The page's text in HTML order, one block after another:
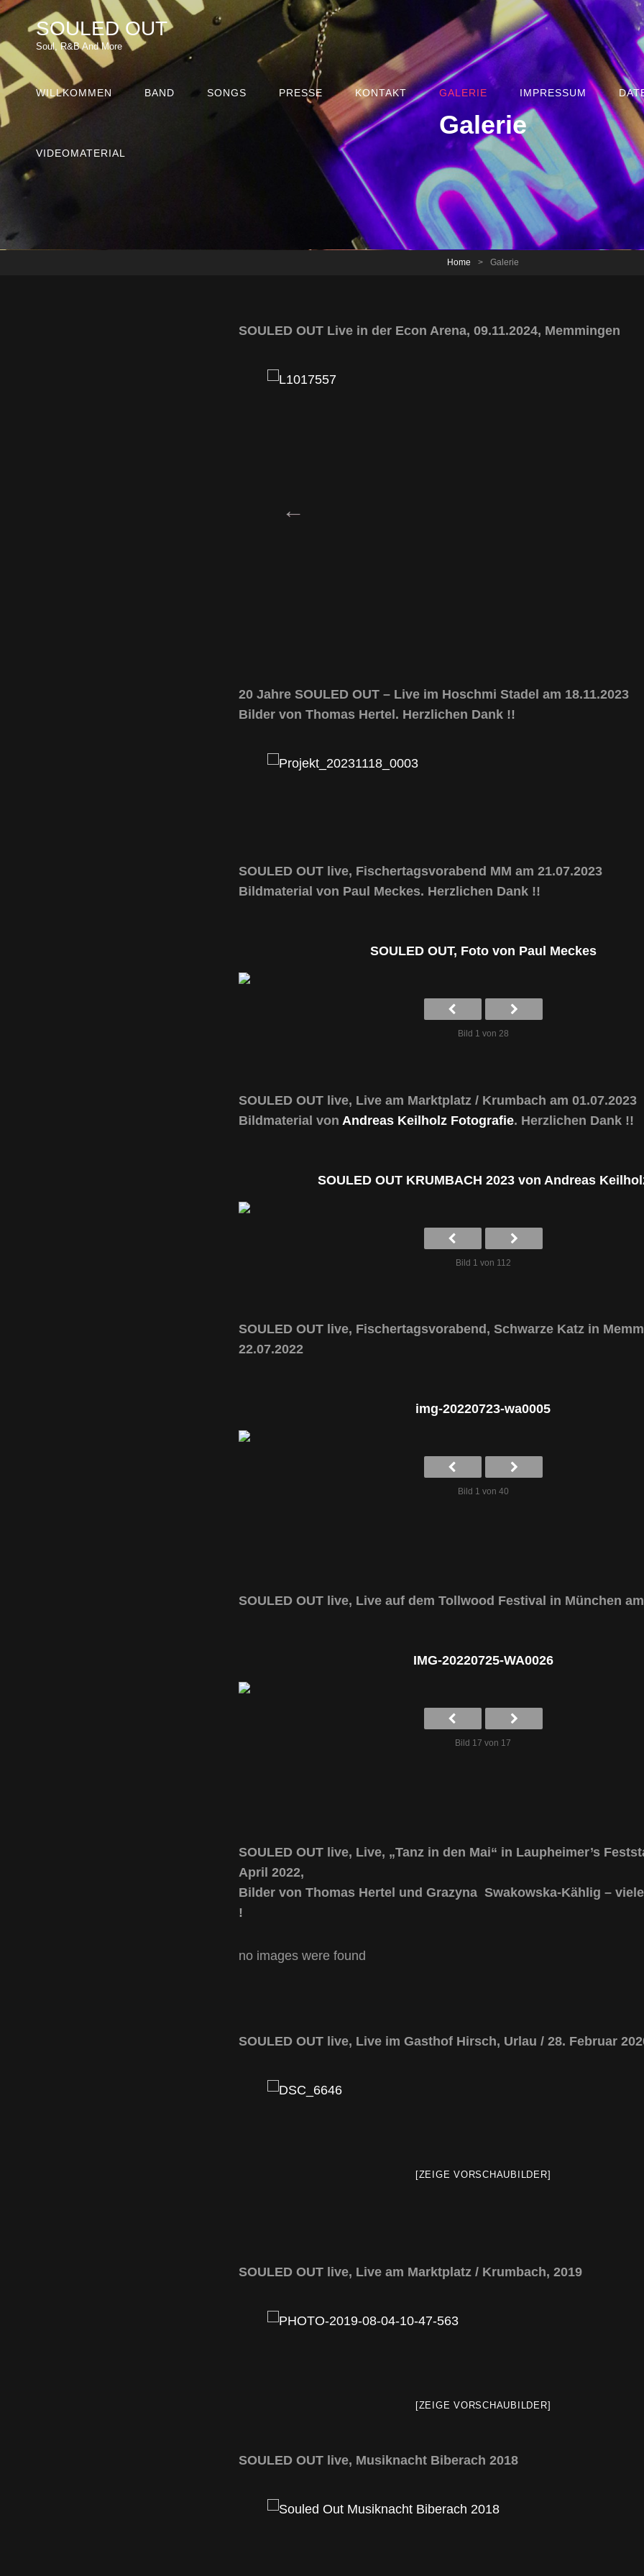
SOULED OUT
Soul, R&B And More
WILLKOMMEN BAND SONGS PRESSE KONTAKT GALERIE IMPRESSUM
VIDEOMATERIAL
Galerie
Home > Galerie
SOULED OUT Live in der Econ Arena, 09.11.2024, Memmingen
20 Jahre SOULED OUT – Live im Hoschmi Stadel am 18.11.2023
Bilder von Thomas Hertel. Herzlichen Dank !!
SOULED OUT live, Fischertagsvorabend MM am 21.07.2023
Bildmaterial von Paul Meckes. Herzlichen Dank !!
SOULED OUT, Foto von Paul Meckes
Bild 1 von 28
SOULED OUT live, Live am Marktplatz / Krumbach am 01.07.2023
Bildmaterial von Andreas Keilholz Fotografie. Herzlichen Dank !!
SOULED OUT KRUMBACH 2023 von Andreas
Bild 1 von 112
SOULED OUT live, Fischertagsvorabend, Schwarze Katz in
22.07.2022
img-20220723-wa0005
Bild 1 von 40
SOULED OUT live, Live auf dem Tollwood Festival in München
IMG-20220725-WA0026
Bild 17 von 17
SOULED OUT live, Live, „Tanz in den Mai“ in Laupheimer’s
April 2022,
Bilder von Thomas Hertel und Grazyna Swakowska-Kählig –
!
no images were found
SOULED OUT live, Live im Gasthof Hirsch, Urlau / 28. Februar
[ZEIGE VORSCHAUBILDER]
SOULED OUT live, Live am Marktplatz / Krumbach, 2019
[ZEIGE VORSCHAUBILDER]
SOULED OUT live, Musiknacht Biberach 2018